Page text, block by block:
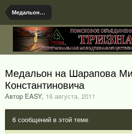
Медальоны, документы и именные предметы найденые поисковыми отрядами
Медальон на Шарапова
Константиновича
Автор EASY, 16 августа, 2011
6 сообщений в этой теме